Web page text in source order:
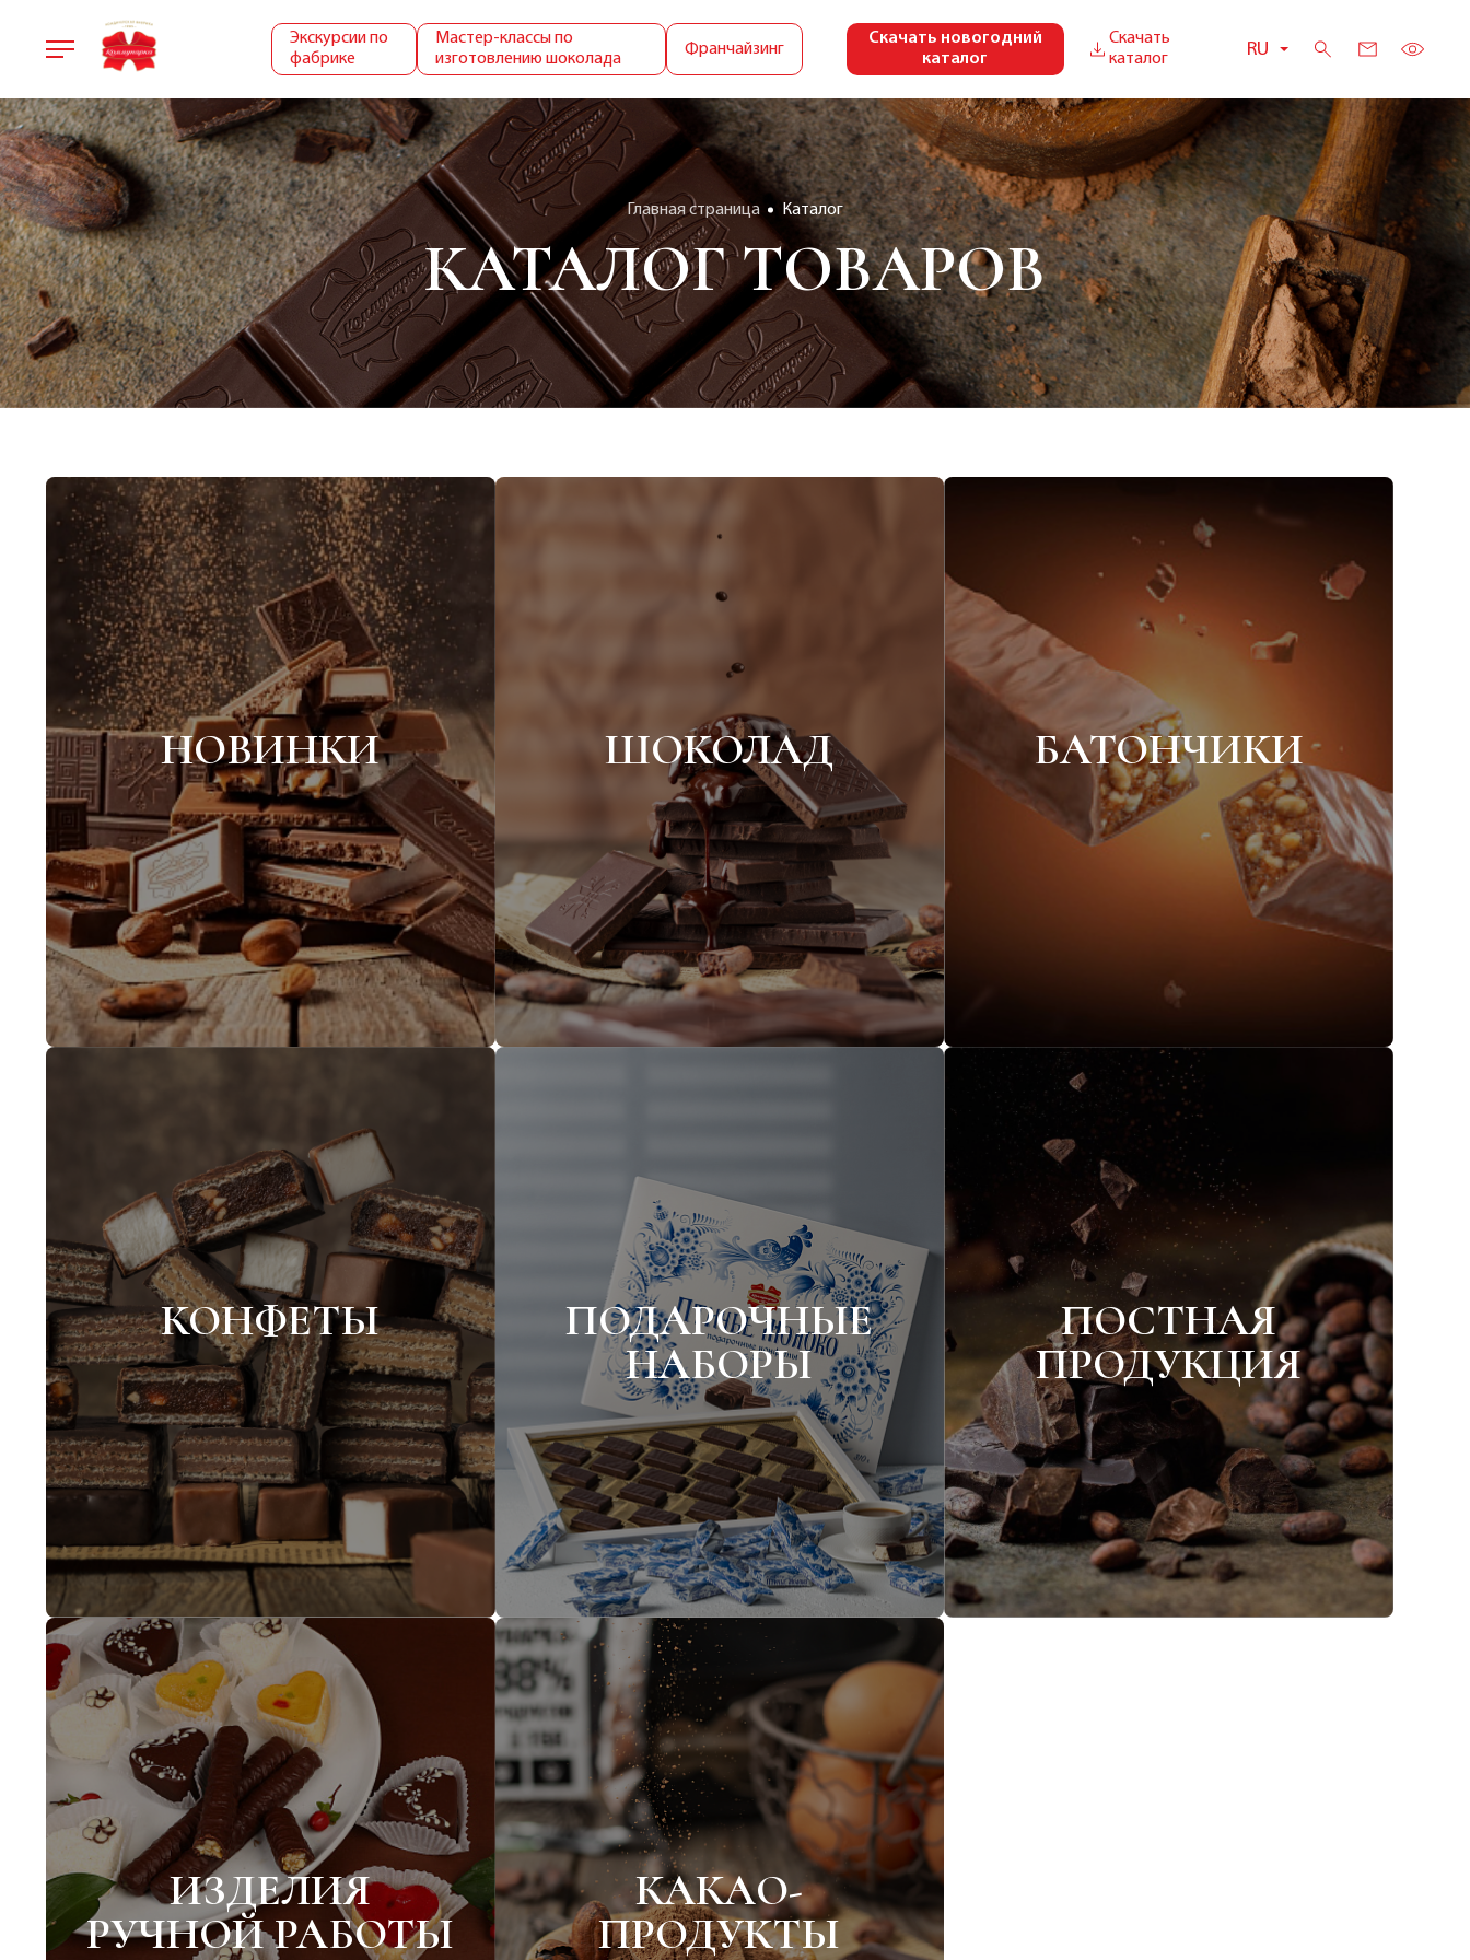
Экскурсии по
фабрике
Мастер-классы по
изготовлению шоколада
Франчайзинг
Скачать новогодний
каталог
Скачать
каталог
RU
Главная страница Каталог
КАТАЛОГ ТОВАРОВ
НОВИНКИ ШОКОЛАД
Молочный
Тёмный
БАТОНЧИКИ
КОНФЕТЫ
Глазированные
ПОДАРОЧНЫЕ
НАБОРЫ
Кондитерских изделий
Конфет
Тематическая упаковка
Шоколада
Шоколадных конфет
ПОСТНАЯ
ПРОДУКЦИЯ
Конфеты
ИЗДЕЛИЯ
РУЧНОЙ РАБОТЫ
КАКАО-
ПРОДУКТЫ